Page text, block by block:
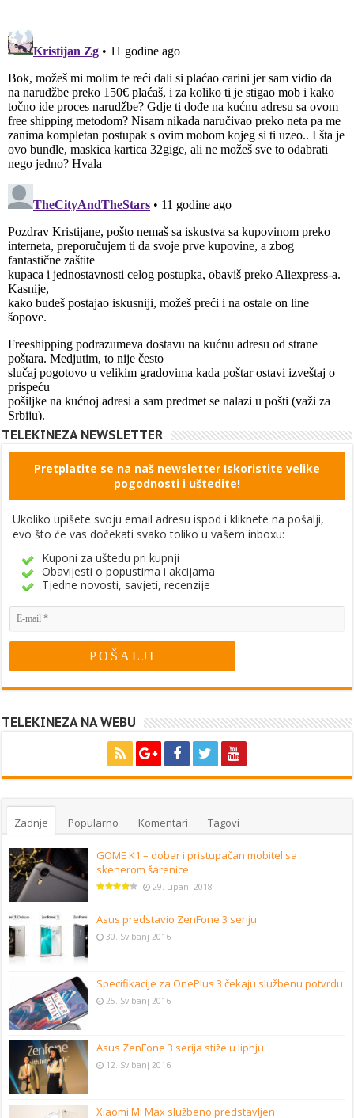
TELEKINEZA NEWSLETTER
Pretplatite se na naš newsletter Iskoristite velike
pogodnosti i uštedite!
Ukoliko upišete svoju email adresu ispod i kliknete na pošalji,
evo što će vas dočekati svako toliko u vašem inboxu:
Kuponi za uštedu pri kupnji
Obavijesti o popustima i akcijama
Tjedne novosti, savjeti, recenzije
TELEKINEZA NA WEBU
Zadnje Popularno Komentari Tagovi
GOME K1 – dobar i pristupačan mobitel sa
skenerom šarenice
29. Lipanj 2018
Asus predstavio ZenFone 3 seriju
30. Svibanj 2016
Specifikacije za OnePlus 3 čekaju službenu potvrdu
25. Svibanj 2016
Asus ZenFone 3 serija stiže u lipnju
12. Svibanj 2016
Xiaomi Mi Max službeno predstavljen